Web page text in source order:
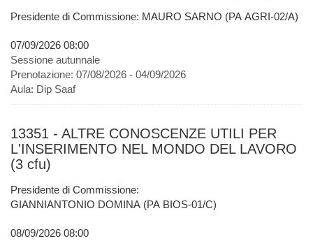
Presidente di Commissione: MAURO SARNO (PA AGRI-02/A)
07/09/2026 08:00
Sessione autunnale
Prenotazione: 07/08/2026 - 04/09/2026
Aula: Dip Saaf
13351 - ALTRE CONOSCENZE UTILI PER
L'INSERIMENTO NEL MONDO DEL LAVORO
(3 cfu)
Presidente di Commissione:
GIANNIANTONIO DOMINA (PA BIOS-01/C)
08/09/2026 08:00